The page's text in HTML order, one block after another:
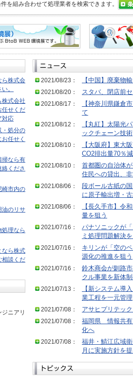
を組み合わせて処理業者を検索できます。
ら株式会
。
株式会社
任せくだ
対応
・処分の
任せく
掃なら有
くださ
崎市内の
油のリサ
理なら
なら株式
相談くだ
ニアリ
2021/08/23：
【中国】廃棄物
2021/08/20：
スタバ、閉店前
2021/08/17：
【神奈川県鎌倉
て
2021/08/12：
【丸紅】太陽光
ックチェーン技術
2021/08/10：
【大阪府】東大
CO2排出量70％減
2021/08/10：
首都圏の自治体
住民への貸出、
2021/08/06：
段ボール古紙の
に原子輸出増・
2021/08/06：
【長久手市】令
量を狙う
2021/07/16：
パナソニックが
ミ処理問題解決
2021/07/16：
キリンが「空の
源化の推進を狙う
2021/07/16：
鈴木商会が釧路
クル事業を新体
2021/07/13：
【新システム導
業工程を一元管理
2021/07/08：
アサヒプリテッ
2021/07/08：
福岡県 情報共有
化へ
2021/07/08：
福井・鯖江広域
月に実施方針を